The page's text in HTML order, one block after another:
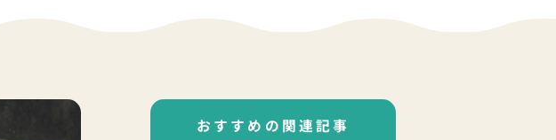
おすすめの関連記事